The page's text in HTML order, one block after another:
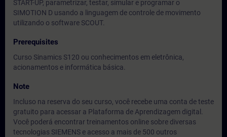
START-UP, parametrizar, testar, simular e programar o
SIMOTION D usando a linguagem de controle de movimento
utilizando o software SCOUT.
Prerequisites
Curso Sinamics S120 ou conhecimentos em eletrônica,
acionamentos e informática básica.
Note
Incluso na reserva do seu curso, você recebe uma conta de teste
gratuito para acessar a Plataforma de Aprendizagem digital.
Você poderá encontrar treinamentos online sobre diversas
tecnologias SIEMENS e acesso a mais de 500 outros